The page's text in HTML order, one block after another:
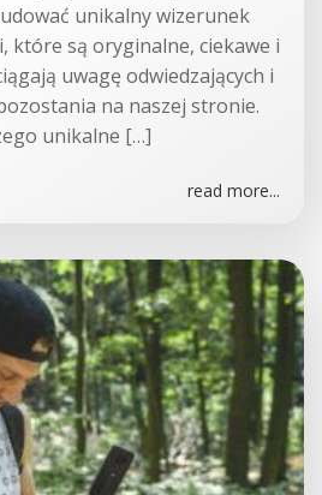
unikalny wizerunek
które są oryginalne, ciekawe i
uwagę odwiedzających i
na naszej stronie.
unikalne […]
read more...